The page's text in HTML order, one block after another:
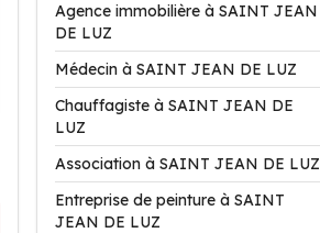
Agence immobilière à SAINT JEAN
DE LUZ
Médecin à SAINT JEAN DE LUZ
Chauffagiste à SAINT JEAN DE
LUZ
Association à SAINT JEAN DE LUZ
Entreprise de peinture à SAINT
JEAN DE LUZ